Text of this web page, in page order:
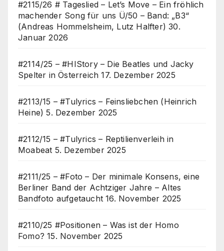
#2115/26 # Tageslied – Let’s Move – Ein fröhlich
machender Song für uns Ü/50 – Band: „B3“
(Andreas Hommelsheim, Lutz Halfter) 30.
Januar 2026
#2114/25 – #HIStory – Die Beatles und Jacky
Spelter in Österreich 17. Dezember 2025
#2113/15 – #Tulyrics – Feinsliebchen (Heinrich
Heine) 5. Dezember 2025
#2112/15 – #Tulyrics – Reptilienverleih in
Moabeat 5. Dezember 2025
#2111/25 – #Foto – Der minimale Konsens, eine
Berliner Band der Achtziger Jahre – Altes
Bandfoto aufgetaucht 16. November 2025
#2110/25 #Positionen – Was ist der Homo
Fomo? 15. November 2025